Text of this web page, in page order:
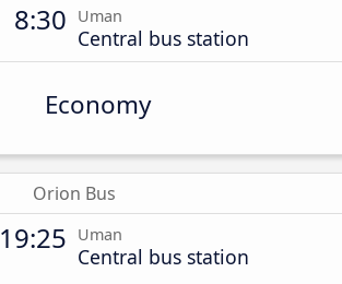
8:30 Uman
Central bus station
Economy
Orion Bus
19:25 Uman
Central bus station